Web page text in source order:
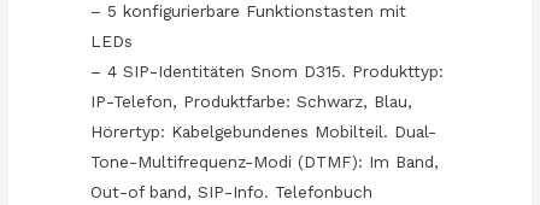
– 5 konfigurierbare Funktionstasten mit
LEDs
– 4 SIP-Identitäten Snom D315. Produkttyp:
IP-Telefon, Produktfarbe: Schwarz, Blau,
Hörertyp: Kabelgebundenes Mobilteil. Dual-
Tone-Multifrequenz-Modi (DTMF): Im Band,
Out-of band, SIP-Info. Telefonbuch